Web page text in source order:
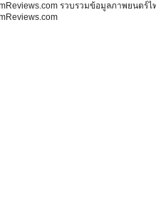
รวบรวมข้อมูลภาพยนตร์